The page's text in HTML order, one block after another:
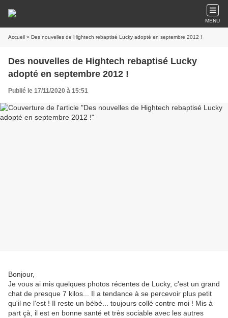
MENU
Accueil » Des nouvelles de Hightech rebaptisé Lucky adopté en septembre 2012 !
Des nouvelles de Hightech rebaptisé Lucky
adopté en septembre 2012 !
Publié le 17/11/2020 à 15:51
Bonjour,
Je vous ai mis quelques photos récentes de Lucky, c'est un grand
chat de presque 7 kilos... Il a tendance à se percevoir plus petit
qu'il ne l'est ! Il reste un bébé... toujours collé contre moi ! Mis à
part çà, il est en bonne santé et très sociable avec les autres